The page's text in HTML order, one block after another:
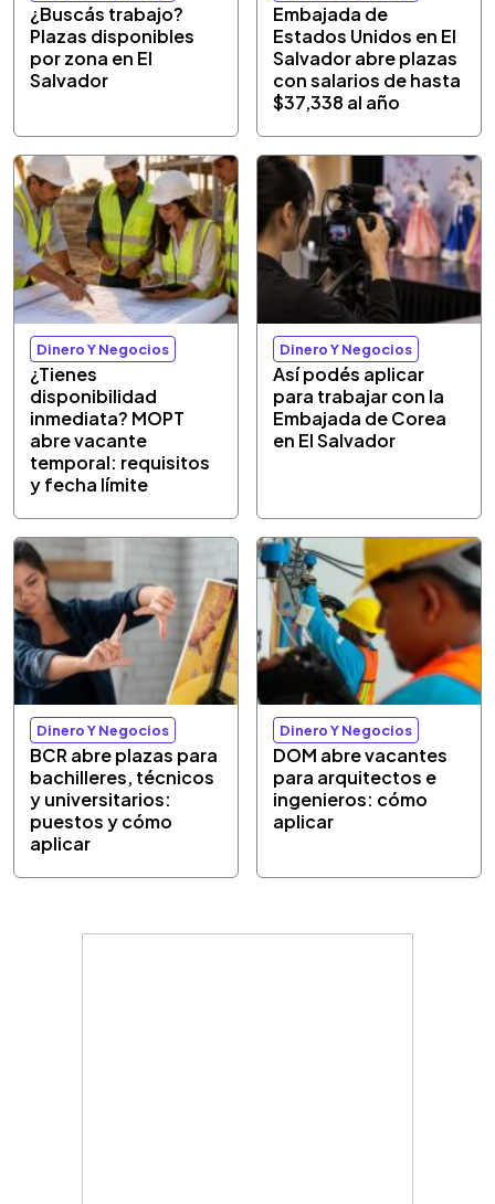
¿Buscás trabajo?
Plazas disponibles
por zona en El
Salvador
Embajada de
Estados Unidos en El
Salvador abre plazas
con salarios de hasta
$37,338 al año
Dinero Y Negocios
¿Tienes
disponibilidad
inmediata? MOPT
abre vacante
temporal: requisitos
y fecha límite
Dinero Y Negocios
Así podés aplicar
para trabajar con la
Embajada de Corea
en El Salvador
Dinero Y Negocios
BCR abre plazas para
bachilleres, técnicos
y universitarios:
puestos y cómo
aplicar
Dinero Y Negocios
DOM abre vacantes
para arquitectos e
ingenieros: cómo
aplicar